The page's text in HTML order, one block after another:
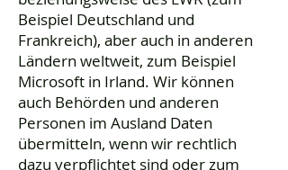
Beispiel Deutschland und
Frankreich), aber auch in anderen
Ländern weltweit, zum Beispiel
Microsoft in Irland. Wir können
auch Behörden und anderen
Personen im Ausland Daten
übermitteln, wenn wir rechtlich
dazu verpflichtet sind oder zum